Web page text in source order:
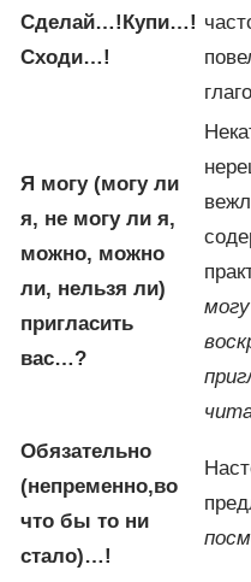
Сделай…!Купи…!
Сходи…!
Я могу (могу ли
я, не могу ли я,
можно, можно
ли, нельзя ли)
пригласить
вас…?
Обязательно
(непременно,во
что бы то ни
стало)…!